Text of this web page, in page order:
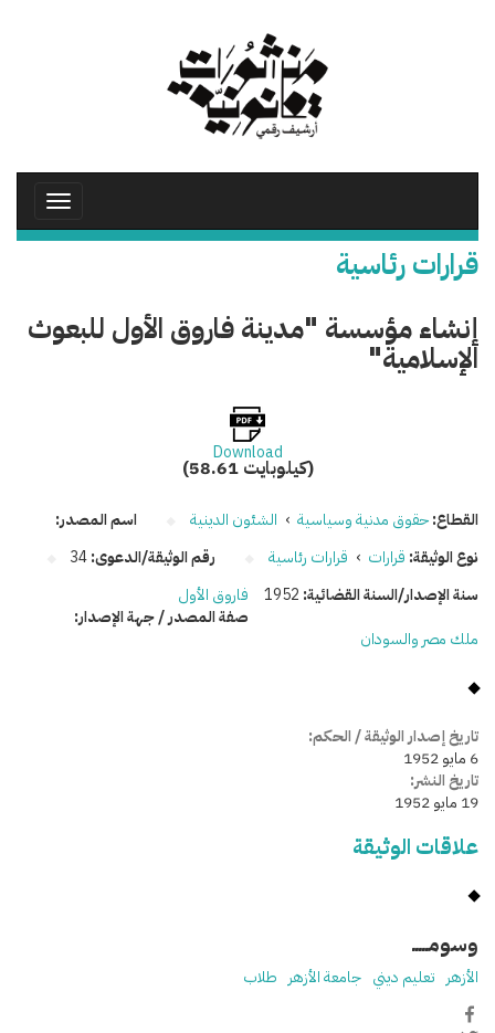
Toggle
قرارات رئاسية
إنشاء مؤسسة "مدينة فاروق الأول للبعوث
الإسلامية"
Download
(58.61 كيلوبايت)
القطاع:حقوق مدنية وسياسية › الشئون الدينية
نوع الوثيقة: قرارات › قرارات رئاسية رقم الوثيقة/الدعوى:34
سنة الإصدار/السنة القضائية: 1952
اسم المصدر:
فاروق الأول
صفة المصدر / جهة الإصدار:
ملك مصر والسودان
تاريخ إصدار الوثيقة / الحكم:
6 مايو 1952
تاريخ النشر:
19 مايو 1952
علاقات الوثيقة
وسومـــــ
الأزهر تعليم ديني جامعة الأزهر طلاب